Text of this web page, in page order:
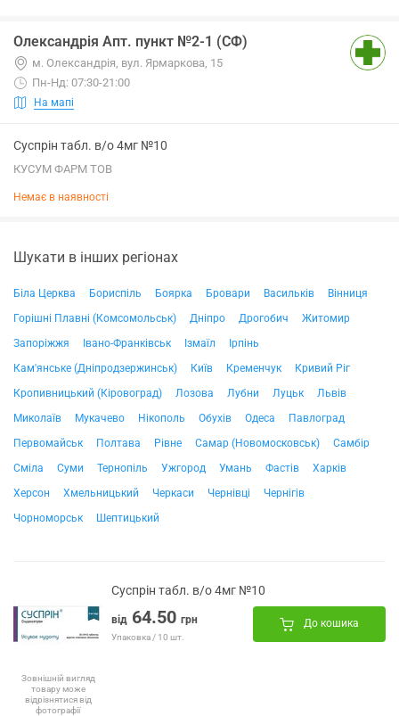
Олександрія Апт. пункт №2-1 (СФ)
м. Олександрія, вул. Ярмаркова, 15
Пн-Нд: 07:30-21:00
На мапі
Суспрін табл. в/о 4мг №10
КУСУМ ФАРМ ТОВ
Немає в наявності
Шукати в інших регіонах
Біла Церква Бориспіль Боярка Бровари Васильків
Вінниця
Горішні Плавні (Комсомольськ)
Дніпро Дрогобич
Житомир
Запоріжжя
Івано-Франківськ Ізмаїл
Ірпінь
Кам'янське (Дніпродзержинськ)
Київ Кременчук
Кривий Ріг
Кропивницький (Кіровоград)
Лозова Лубни Луцьк
Львів
Миколаїв
Мукачево Нікополь Обухів Одеса
Павлоград
Первомайськ
Полтава Рівне Самар (Новомосковськ)
Самбір
Сміла
Суми Тернопіль Ужгород Умань Фастів
Харків
Херсон
Хмельницький Черкаси Чернівці
Чернігів
Чорноморськ
Шептицький
Зовнішній вигляд
товару може
відрізнятися від
фотографії
Суспрін табл. в/о 4мг №10
від 64.50 грн
Упаковка / 10 шт.
До кошика